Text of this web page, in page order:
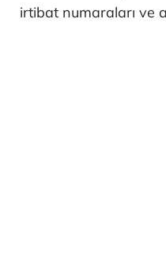
irtibat numaraları ve